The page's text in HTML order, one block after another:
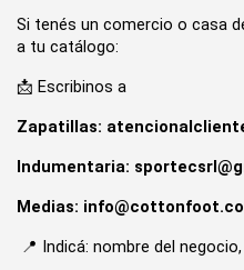
Si tenés un comercio o casa
a tu catálogo:
📩 Escribinos a
Zapatillas:
Indumentaria:
Medias:
📍 Indicá: nombre del